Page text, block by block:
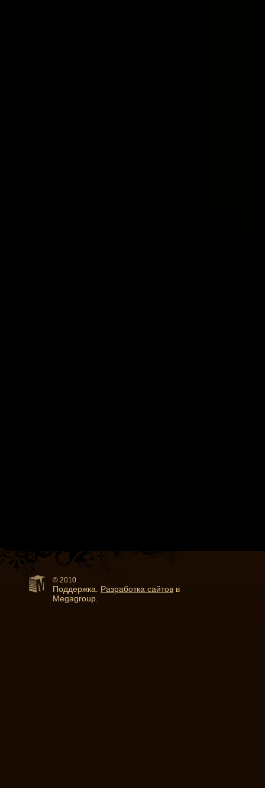
© 2010
Поддержка. Разработка сайтов в
Megagroup.